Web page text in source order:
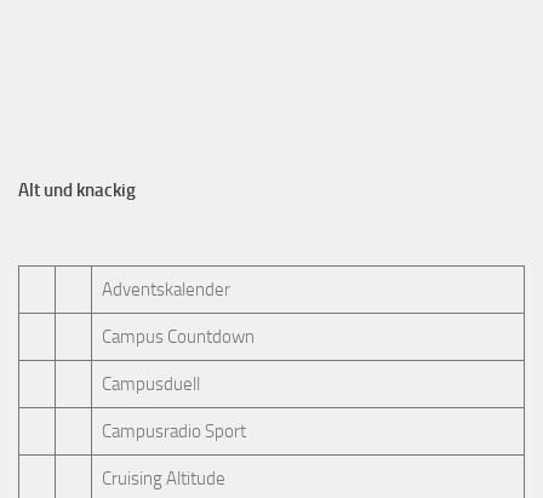
Alt und knackig
Adventskalender
Campus Countdown
Campusduell
Campusradio Sport
Cruising Altitude